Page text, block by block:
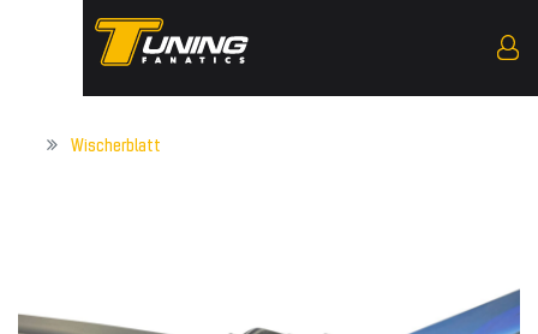
Wischerblatt